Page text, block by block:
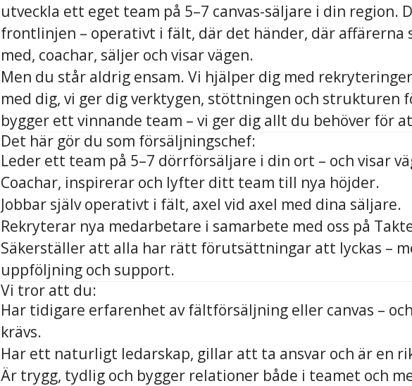
utveckla ett eget team på 5–7 canvas-säljare i din region.
frontlinjen – operativt i fält, där det händer, där affärerna
med, coachar, säljer och visar vägen.
Men du står aldrig ensam. Vi hjälper dig med
med dig, vi ger dig verktygen, stöttningen och strukturen
bygger ett vinnande team – vi ger dig allt du behöver för
Det här gör du som försäljningschef:
Leder ett team på 5–7 dörrförsäljare i din ort – och visar
Coachar, inspirerar och lyfter ditt team till nya höjder.
Jobbar själv operativt i fält, axel vid axel med dina säljare.
Rekryterar nya medarbetare i samarbete med oss på
Säkerställer att alla har rätt förutsättningar att lyckas –
uppföljning och support.
Vi tror att du:
Har tidigare erfarenhet av fältförsäljning eller canvas –
krävs.
Har ett naturligt ledarskap, gillar att ta ansvar och är en
Är trygg, tydlig och bygger relationer både i teamet och